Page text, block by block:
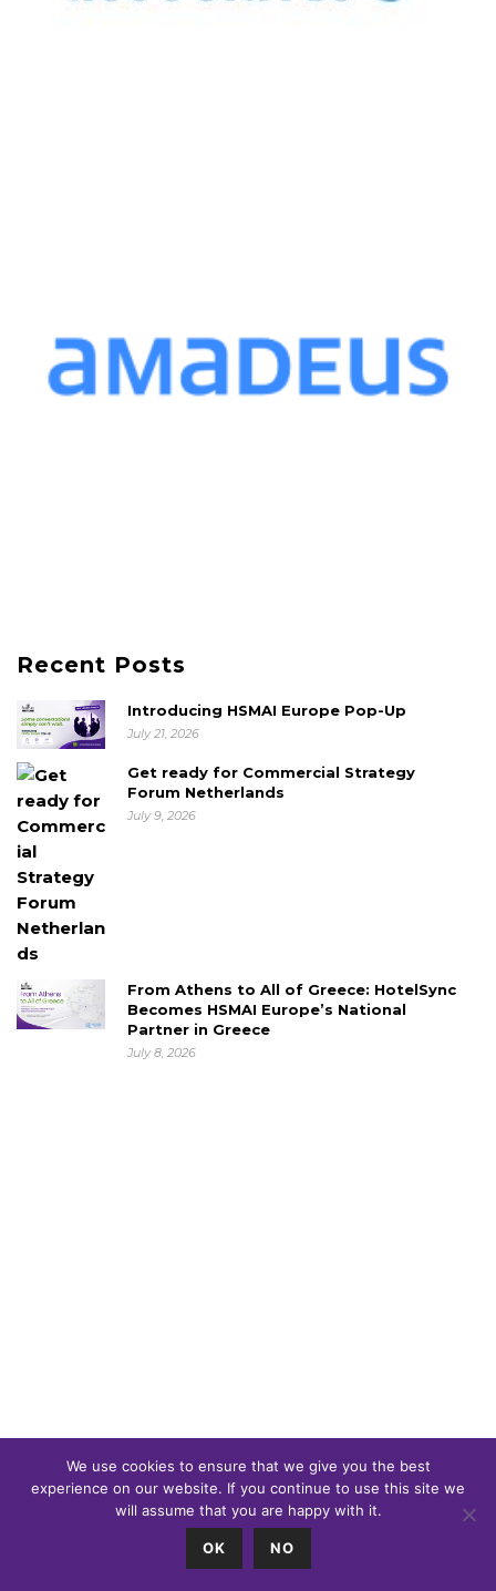
Recent Posts
Introducing HSMAI Europe Pop-Up
July 21, 2026
Get ready for Commercial Strategy
Forum Netherlands
July 9, 2026
From Athens to All of Greece: HotelSync
Becomes HSMAI Europe’s National
Partner in Greece
July 8, 2026
We use cookies to ensure that we give you the best
experience on our website. If you continue to use this site we
will assume that you are happy with it.
OK NO